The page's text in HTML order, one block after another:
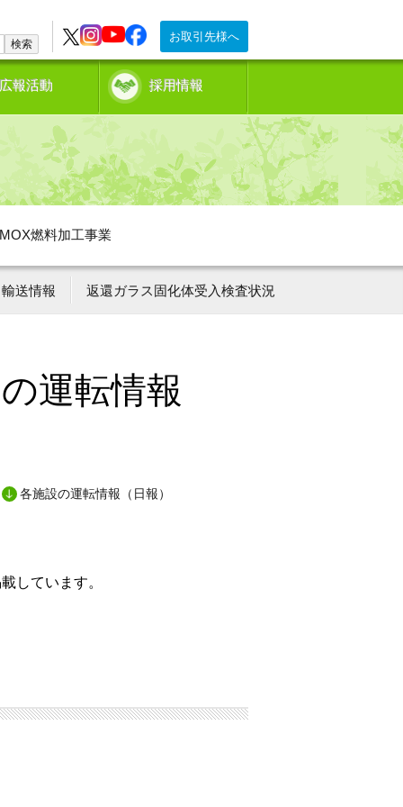
お取引先様へ
検索
報活動 採用情報
燃料加工事業
輸送情報 返還ガラス固化体受入検査状況
運転情報
各施設の運転情報（日報）
しています。